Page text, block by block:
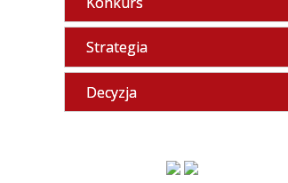
Strategia
Decyzja